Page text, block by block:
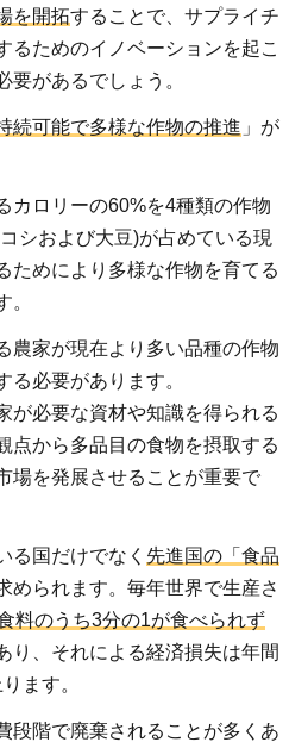
を開拓することで、サプライチ
るためのイノベーションを起こ
要があるでしょう。
続可能で多様な作物の推進 」が
カロリーの60%を4種類の作物
シおよび大豆)が占めている現
ためにより多様な作物を育てる
。
農家が現在より多い品種の作物
る必要があります。
が必要な資材や知識を得られる
点から多品目の食物を摂取する
場を発展させることが重要で
る国だけでなく 先進国の「食品
められます。毎年世界で生産さ
料のうち3分の1が食べられず
り、それによる経済損失は年間
ます。
段階で廃棄されることが多くあ